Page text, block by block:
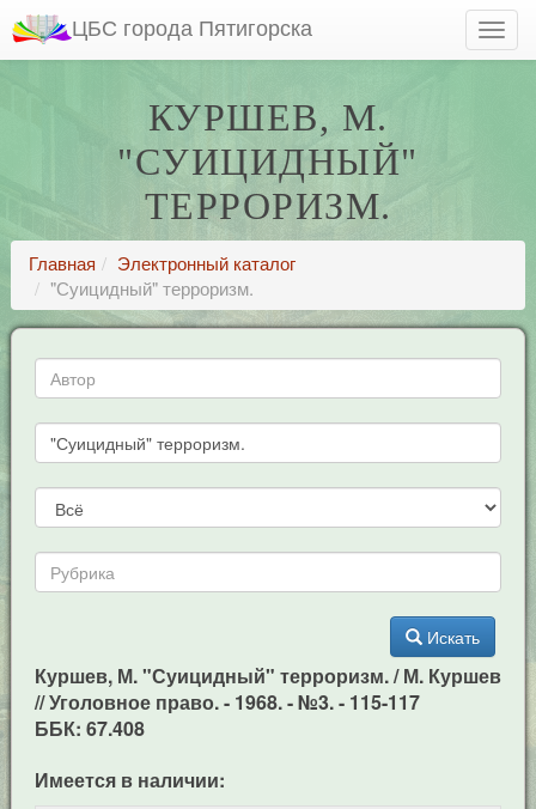
ЦБС города Пятигорска
КУРШЕВ, М.
"СУИЦИДНЫЙ"
ТЕРРОРИЗМ.
Главная
Электронный каталог
"Суицидный" терроризм.
Искать
Куршев, М. "Суицидный" терроризм. / М. Куршев
// Уголовное право. - 1968. - №3. - 115-117
ББК: 67.408
Имеется в наличии: